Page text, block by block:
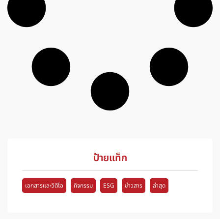
ป้ายแท็ก
เอกสารและวิดีโอ กิจกรรม ESG ข่าวสาร ล่าสุด